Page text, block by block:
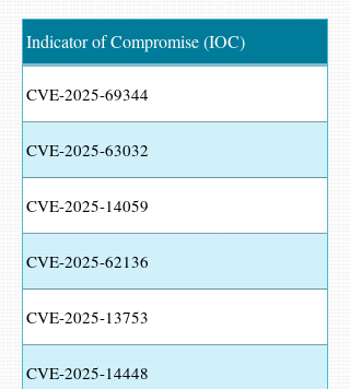
Indicator of Compromise (IOC)
CVE-2025-69344
CVE-2025-63032
CVE-2025-14059
CVE-2025-62136
CVE-2025-13753
CVE-2025-14448